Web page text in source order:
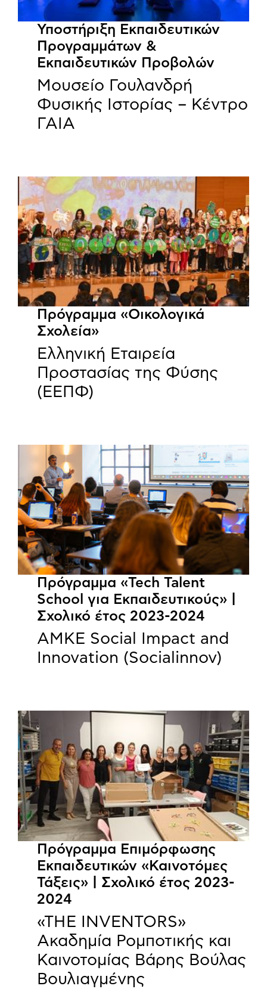
Υποστήριξη Εκπαιδευτικών
Προγραμμάτων &
Εκπαιδευτικών Προβολών
Μουσείο Γουλανδρή
Φυσικής Ιστορίας – Κέντρο
ΓΑΙΑ
Πρόγραμμα «Οικολογικά
Σχολεία»
Ελληνική Εταιρεία
Προστασίας της Φύσης
(ΕΕΠΦ)
Πρόγραμμα «Tech Talent
School για Εκπαιδευτικούς» |
Σχολικό έτος 2023-2024
ΑΜΚΕ Social Impact and
Innovation (Socialinnov)
Πρόγραμμα Επιμόρφωσης
Εκπαιδευτικών «Καινοτόμες
Τάξεις» | Σχολικό έτος 2023-
2024
«THE INVENTORS»
Ακαδημία Ρομποτικής και
Καινοτομίας Βάρης Βούλας
Βουλιαγμένης